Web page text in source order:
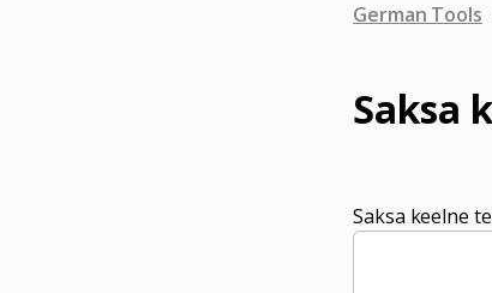
German Tools
Saksa
Saksa keelne